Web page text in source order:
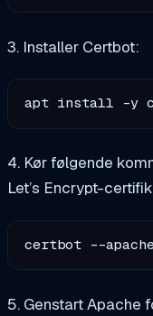
3. Installer Certbot:
4. Kør følgende
Let’s Encrypt-
certbot --
5. Genstart Apache